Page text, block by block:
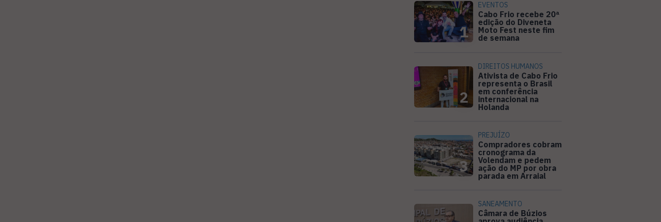
1
EVENTOS
Cabo Frio recebe 20ª
edição do Diveneta
Moto Fest neste fim
de semana
2
DIREITOS HUMANOS
Ativista de Cabo Frio
representa o Brasil
em conferência
internacional na
Holanda
3
PREJUÍZO
Compradores cobram
cronograma da
Volendam e pedem
ação do MP por obra
parada em Arraial
SANEAMENTO
Câmara de Búzios